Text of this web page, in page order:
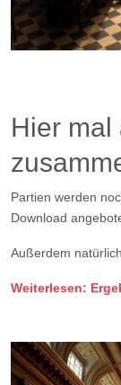
Hier mal
Partien werden
Download
Außerdem
Weiterlesen: